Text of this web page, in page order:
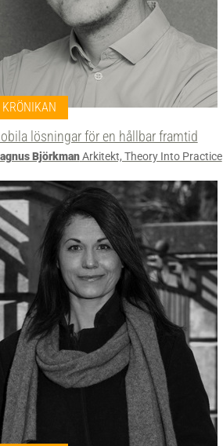
KRÖNIKAN
lösningar för en hållbar framtid
BjörkmanArkitekt, Theory Into Practice